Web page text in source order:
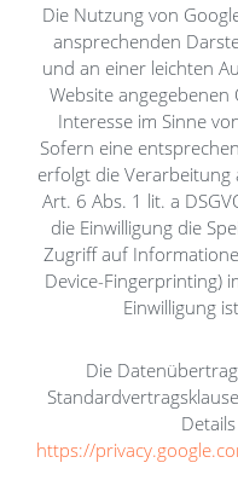
Die Nutzung von
ansprechenden
und an einer leichten
Website
Interesse im Sinne
Sofern eine
erfolgt die Verarbeitung
Art. 6 Abs. 1 lit. a
die Einwilligung die
Zugriff auf
Device-Fingerprinting)
Einwilligung
Die
https://